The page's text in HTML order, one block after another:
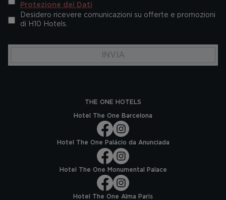
Protezione dei Dati
Desidero ricevere comunicazioni su offerte e promozioni
di H10 Hotels.
INVIA
THE ONE HOTELS
Hotel The One Barcelona
Hotel The One Palácio da Anunciada
Hotel The One Monumental Palace
Hotel The One Alma Paris